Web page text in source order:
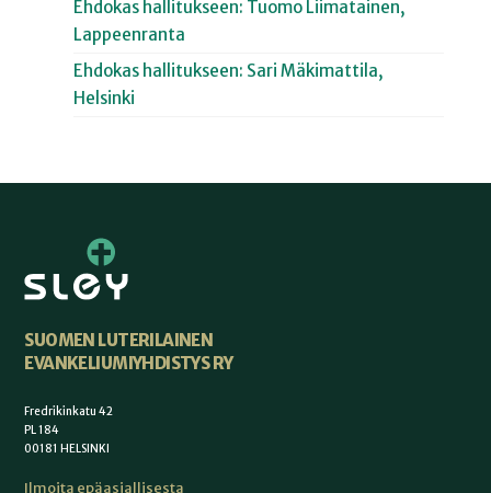
Ehdokas hallitukseen: Tuomo Liimatainen,
Lappeenranta
Ehdokas hallitukseen: Sari Mäkimattila,
Helsinki
SUOMEN LUTERILAINEN
EVANKELIUMIYHDISTYS RY
Fredrikinkatu 42
PL 184
00181 HELSINKI
Ilmoita epäasiallisesta